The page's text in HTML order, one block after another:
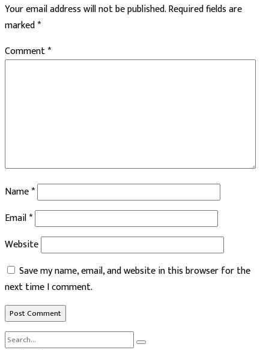
Your email address will not be published.Required fields are
marked*
Comment*
Name*
Email*
Website
Save my name, email, and website in this browser for the
next time I comment.